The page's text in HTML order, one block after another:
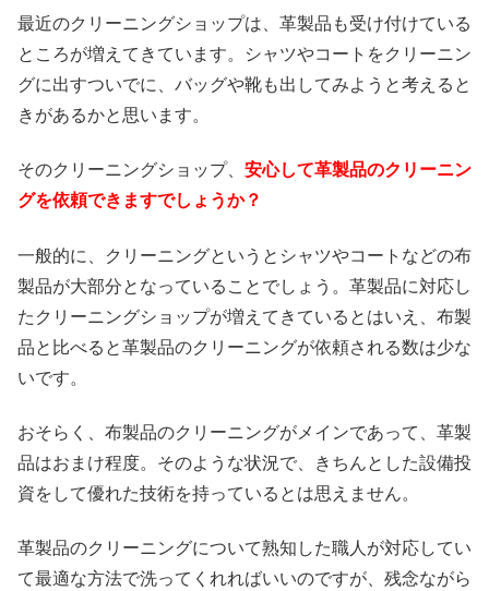
最近のクリーニングショップは、革製品も受け付けている
ところが増えてきています。シャツやコートをクリーニン
グに出すついでに、バッグや靴も出してみようと考えると
きがあるかと思います。
そのクリーニングショップ、 安心して革製品のクリーニン
グを依頼できますでしょうか？
一般的に、クリーニングというとシャツやコートなどの布
製品が大部分となっていることでしょう。革製品に対応し
たクリーニングショップが増えてきているとはいえ、布製
品と比べると革製品のクリーニングが依頼される数は少な
いです。
おそらく、布製品のクリーニングがメインであって、革製
品はおまけ程度。そのような状況で、きちんとした設備投
資をして優れた技術を持っているとは思えません。
革製品のクリーニングについて熟知した職人が対応してい
て最適な方法で洗ってくれればいいのですが、残念ながら